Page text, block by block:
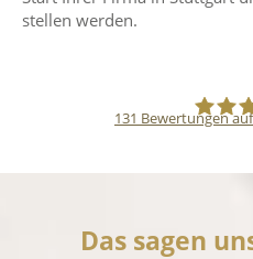
stellen werden.
131 Bewertungen
Das sagen